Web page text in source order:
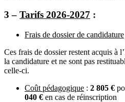
3 – Tarifs 2026-2027 :
Frais de dossier de candidature
Ces frais de dossier restent acquis à
la candidature et ne sont pas
celle-ci.
Coût pédagogique : 2 805 €
040 € en cas de réinscription